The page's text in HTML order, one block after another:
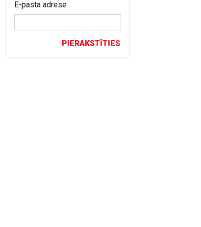
E-pasta adrese
PIERAKSTĪTIES